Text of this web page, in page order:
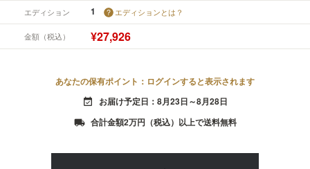
エディション 1 エディションとは？
金額（税込） ¥27,926
あなたの保有ポイント：ログインすると表示されます
event_available お届け予定日：8月23日～8月28日
local_shipping 合計金額2万円（税込）以上で送料無料